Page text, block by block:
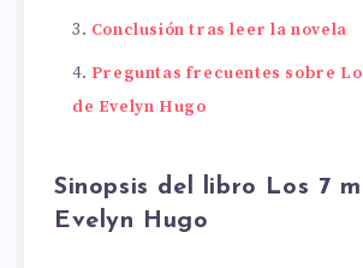
Conclusión tras leer la novela
Preguntas frecuentes sobre
de Evelyn Hugo
Sinopsis del libro Los 7
Evelyn Hugo